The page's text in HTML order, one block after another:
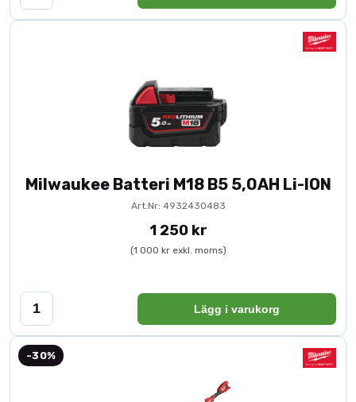
Milwaukee Batteri M18 B5 5,0AH Li-ION
Art.Nr: 4932430483
1 250 kr
(1 000 kr exkl. moms)
Lägg i varukorg
-30%